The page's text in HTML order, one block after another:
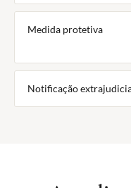
Medida protetiva
Notificação